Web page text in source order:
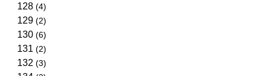
128(4)
129(2)
130(6)
131(2)
132(3)